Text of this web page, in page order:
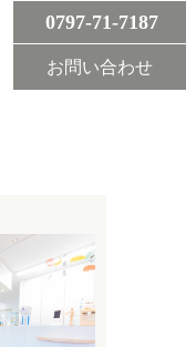
0797-71-7187
お問い合わせ